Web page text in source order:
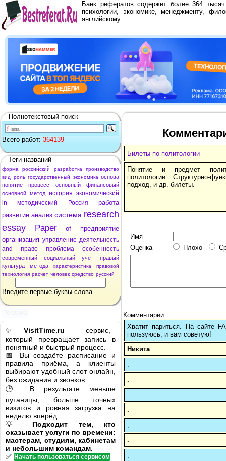
Банк рефератов содержит более 364
психологии, экономике, менеджменту,
английскому.
Полнотекстовый поиск
Всего работ: 364139
Теги названий
форма российский разработка
производство
вид
роль государственный экономика основа
понятие
процесс основный
финансовый
основной метод история экономический
in
методический Россия
работа
развитие анализ система research
essay
Paper of
предприятие
организация управление деятельность
and
право проблема особенность
современный социальный учет
правый
культура
метода характеристика
правовой
технология расчет человек средство русский
Введите первые буквы слова
✨ VisitTime.ru — сервис,
который превращает запись в
понятный и быстрый процесс.
📅 Вы создаёте расписание и
правила приёма, а клиенты
выбирают удобный слот онлайн,
без ожидания и звонков.
🕒 В результате меньше
путаницы, больше точных
визитов и ровная загрузка на
неделю вперёд.
💡 Подходит тем, кто
оказывает услуги по времени:
мастерам, студиям, кабинетам
и небольшим командам.
✅ Начать пользоваться сервисом
Билеты по политологии
Понятие и предмет
политологии. Структурно-
подход, и др. билеты.
Имя
Оценка
Плохо
Комментарии:
Хватит париться. На сайте
пользуюсь, и вам советую!
Никита
.
.
.